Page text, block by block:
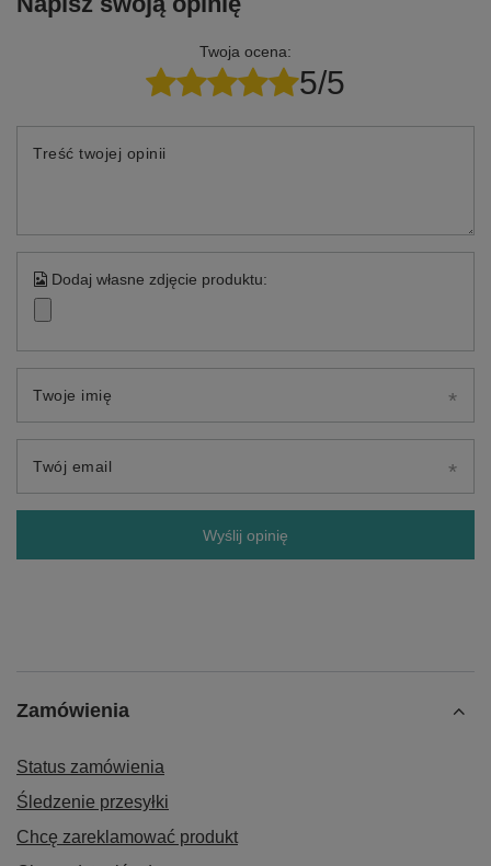
Twoja ocena:
5/5
Treść twojej opinii
Dodaj własne zdjęcie produktu:
Twoje imię
Twój email
Wyślij opinię
Zamówienia
Status zamówienia
Śledzenie przesyłki
Chcę zareklamować produkt